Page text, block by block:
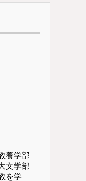
養学部
文学部
を学